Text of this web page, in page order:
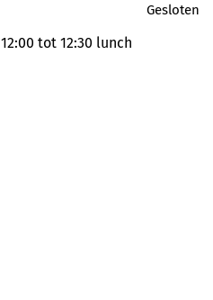
Gesloten
tot 12:30 lunch